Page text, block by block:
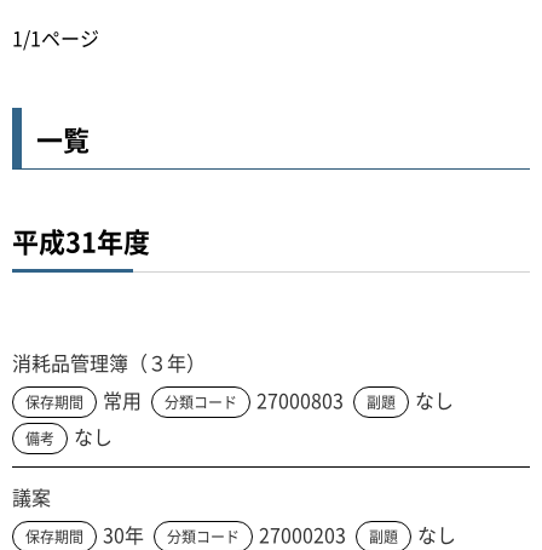
1/1ページ
一覧
平成31年度
消耗品管理簿（３年）
保存期間 常用 分類コード 27000803 副題 なし
備考 なし
議案
保存期間 30年 分類コード 27000203 副題 なし